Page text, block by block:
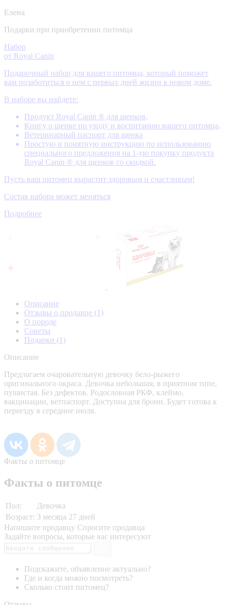
Елена
Подарки при приобретении питомца
Набор
от Royal Canin
Подарочный набор для вашего питомца, который поможет
вам позаботиться о нем с первых дней жизни в новом доме.
В наборе вы найдете:
Продукт Royal Canin ® для щенков,
Книгу о щенке по уходу и воспитанию вашего питомца,
Ветеринарный паспорт для щенка
Простую и понятную инструкцию по использованию
специального предложения на 1-ую покупку продукта
Royal Canin ® для щенков со скидкой.
Пусть ваш питомец вырастит здоровым и счастливым!
Состав набора может меняться
Подробнее
Описание
Отзывы о продавце (1)
О породе
Советы
Подарки (1)
Описание
Предлагаем очаровательную девочку бело-рыжего
оригинального окраса. Девочка небольшая, в приятном типе,
пушистая. Без дефектов. Родословная РКФ, клеймо,
вакцинации, ветпаспорт. Доступна для брони. Будет готова к
переезду в середине июля.
Факты о питомце
Факты о питомце
Пол:
Девочка
Возраст: 3 месяца 27 дней
Напишите продавцу Спросите продавца
Задайте вопросы, которые вас интересуют
Подскажите, объявление актуально?
Где и когда можно посмотреть?
Сколько стоит питомец?